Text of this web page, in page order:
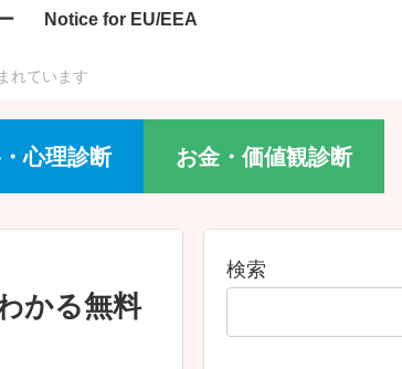
Notice for EU/EEA
れています
心理診断 お金・価値観診断
かる無料
検索